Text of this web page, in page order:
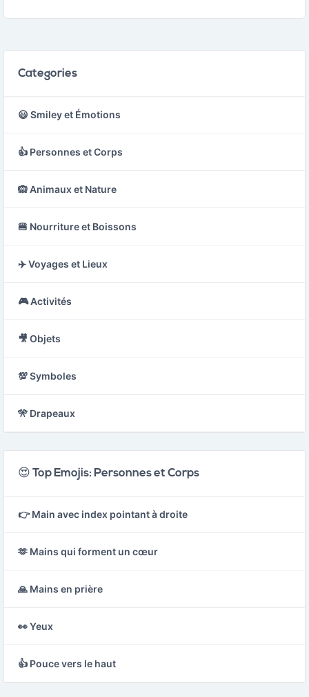
Categories
😃 Smiley et Émotions
👍 Personnes et Corps
🙉 Animaux et Nature
🍔 Nourriture et Boissons
✈️ Voyages et Lieux
🎮 Activités
🎥 Objets
💯 Symboles
🎌 Drapeaux
😍 Top Emojis: Personnes et Corps
👉 Main avec index pointant à droite
🫶 Mains qui forment un cœur
🙏 Mains en prière
👀 Yeux
👍 Pouce vers le haut